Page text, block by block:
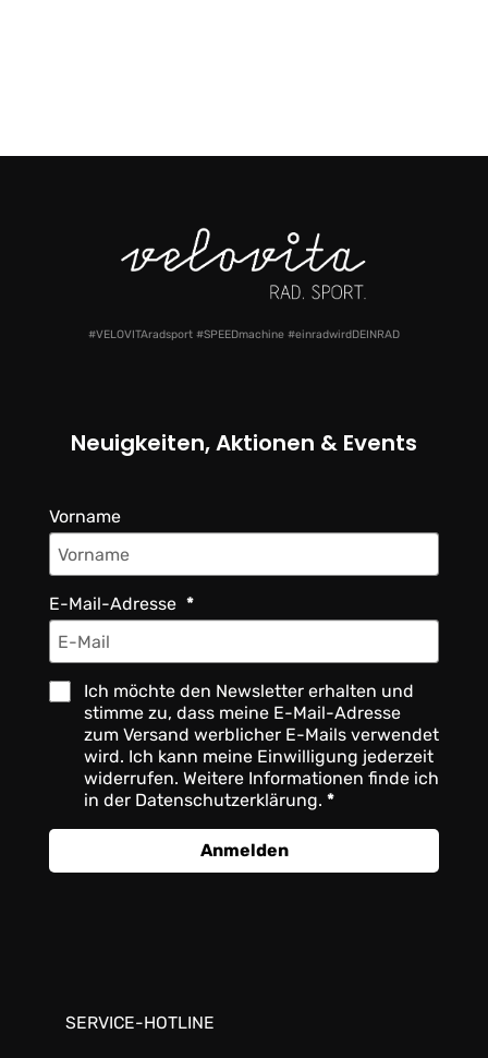
#VELOVITAradsport #SPEEDmachine #einradwirdDEINRAD
Neuigkeiten, Aktionen & Events
Vorname
E-Mail-Adresse
Ich möchte den Newsletter erhalten und
stimme zu, dass meine E-Mail-Adresse
zum Versand werblicher E-Mails verwendet
wird. Ich kann meine Einwilligung jederzeit
widerrufen. Weitere Informationen finde ich
in der Datenschutzerklärung.
Anmelden
SERVICE-HOTLINE